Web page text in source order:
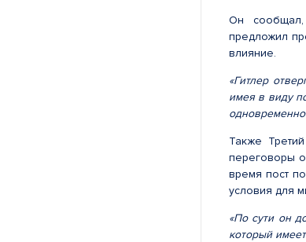
Он сообщал,
предложил
влияние.
«Гитлер
имея в виду
одновременно
Также
переговоры
время пост
условия для
«По сути он
который